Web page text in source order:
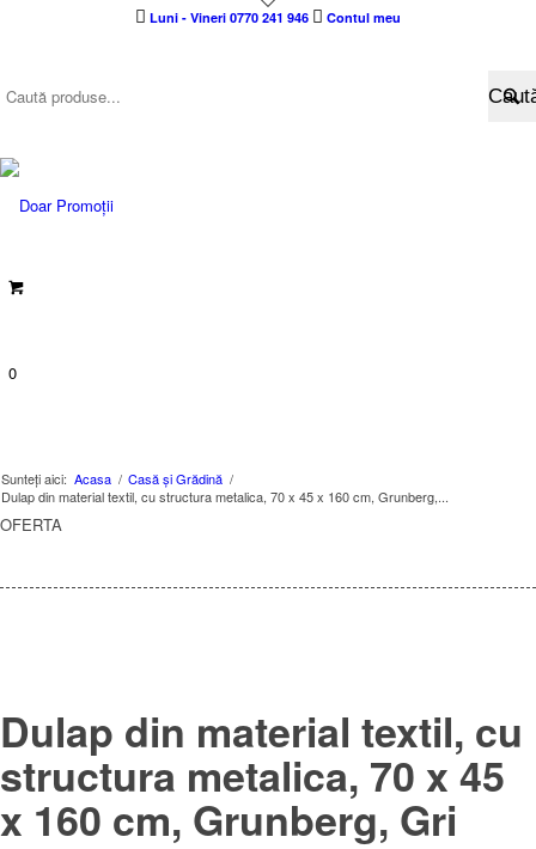
Luni - Vineri 0770 241 946 Contul meu
0
Sunteți aici: Acasa / Casă și Grădină /
Dulap din material textil, cu structura metalica, 70 x 45 x 160 cm, Grunberg,...
OFERTA
Dulap din material textil, cu
structura metalica, 70 x 45
x 160 cm, Grunberg, Gri